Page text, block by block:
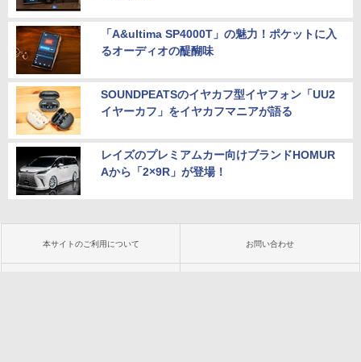
「A&ultima SP4000T」の魅力！ポケットに入
るオーディオの醍醐味
SOUNDPEATSのイヤカフ型イヤフォン「UU2
イヤーカフ」をイヤカフマニアが語る
レイズのプレミアムカー向けブランドHOMUR
Aから「2×9R」が登場！
本サイトのご利用について お問い合わせ